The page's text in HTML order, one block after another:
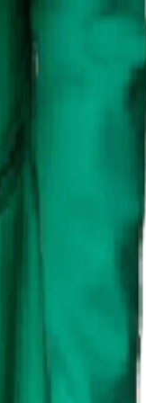
réactive, elle